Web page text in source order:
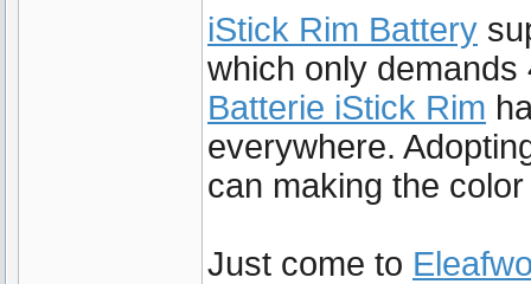
iStick Rim Battery
which only
Batterie iStick Rim
everywhere.
can making the
Just come to